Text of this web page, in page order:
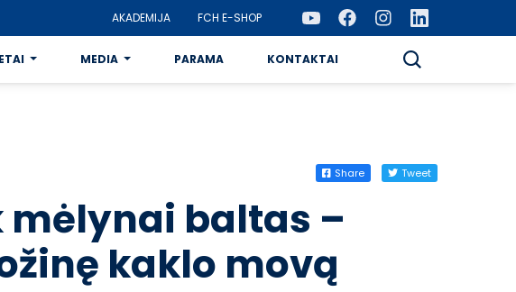
MEDIA PARAMA KONTAKTAI
AKADEMIJA FCH E-SHOP
Share Tweet
mėlynai baltas –
kaklo movą